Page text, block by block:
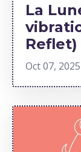
La
Reflet)
Oct 07, 2025